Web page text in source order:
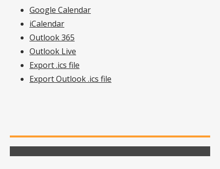
Google Calendar
iCalendar
Outlook 365
Outlook Live
Export .ics file
Export Outlook .ics file